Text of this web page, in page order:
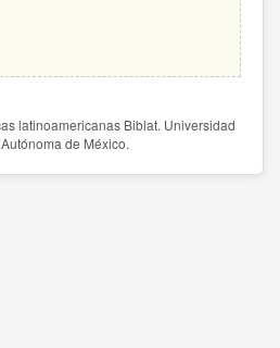
latinoamericanas Biblat. Universidad
de México.